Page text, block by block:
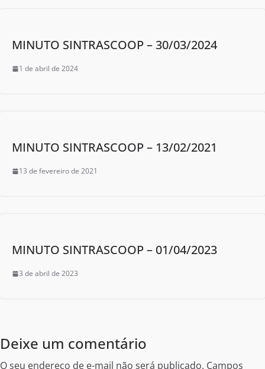
MINUTO SINTRASCOOP – 30/03/2024
1 de abril de 2024
MINUTO SINTRASCOOP – 13/02/2021
13 de fevereiro de 2021
MINUTO SINTRASCOOP – 01/04/2023
3 de abril de 2023
Deixe um comentário
O seu endereço de e-mail não será publicado. Campos